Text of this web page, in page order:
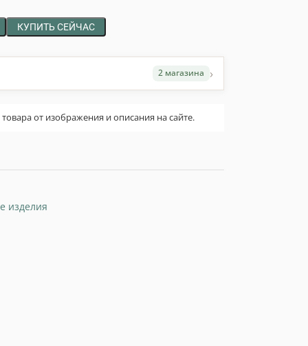
КУПИТЬ СЕЙЧАС
2 магазина ›
от изображения и описания на сайте.
изделия